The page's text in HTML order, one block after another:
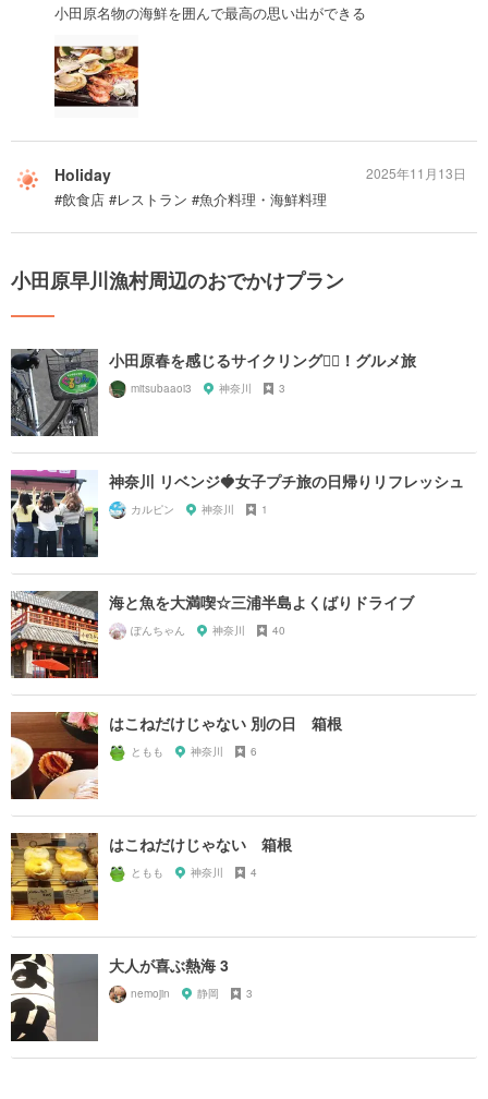
小田原名物の海鮮を囲んで最高の思い出ができる
Holiday
#飲食店 #レストラン #魚介料理・海鮮料理
2025年11月13日
小田原早川漁村周辺のおでかけプラン
小田原春を感じるサイクリング🚴‍♀️！グルメ旅
mitsubaaoi3 神奈川 3
神奈川 リベンジ🍓女子プチ旅の日帰りリフレッシュ
カルピン 神奈川 1
海と魚を大満喫☆三浦半島よくばりドライブ
ぽんちゃん 神奈川 40
はこねだけじゃない 別の日 箱根
ともも 神奈川 6
はこねだけじゃない 箱根
ともも 神奈川 4
大人が喜ぶ熱海 3
nemojin 静岡 3